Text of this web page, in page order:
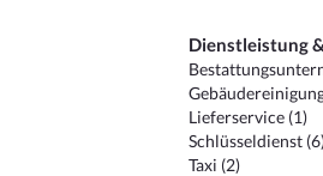
Dienstleistung
Lieferservice (1)
Schlüsseldienst
Taxi (2)